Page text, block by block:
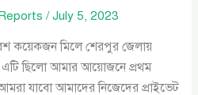
/July 5, 2023
কয়েকজন মিলে শেরপুর জেলায়
এটি ছিলো আমার আয়োজনে প্রথম
আমরা যাবো আমাদের নিজেদের প্রাইভেট